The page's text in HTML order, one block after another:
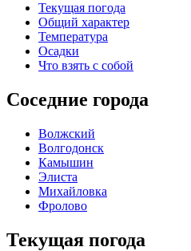
Текущая погода
Общий характер
Температура
Осадки
Что взять с собой
Соседние города
Волжский
Волгодонск
Камышин
Элиста
Михайловка
Фролово
Текущая погода